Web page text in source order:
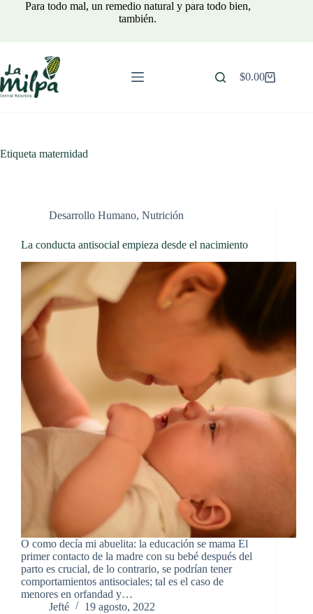
Para todo mal, un remedio natural y para todo bien,
también.
Carro
$0.00
Etiqueta maternidad
Desarrollo Humano, Nutrición
La conducta antisocial empieza desde el nacimiento
O como decía mi abuelita: la educación se mama El
primer contacto de la madre con su bebé después del
parto es crucial, de lo contrario, se podrían tener
comportamientos antisociales; tal es el caso de
menores en orfandad y…
Jefté
19 agosto, 2022